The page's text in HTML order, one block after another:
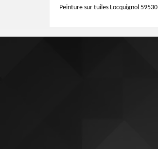
Peinture sur tuiles Locquignol 59530